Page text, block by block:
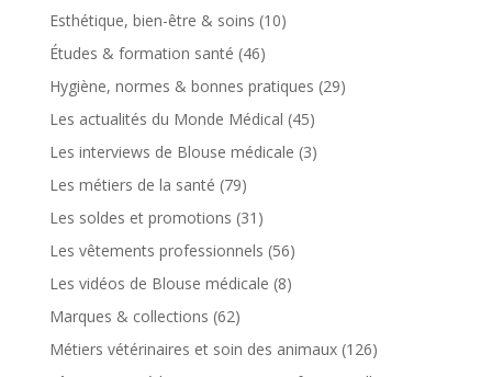
Esthétique, bien-être & soins (10)
Études & formation santé (46)
Hygiène, normes & bonnes pratiques (29)
Les actualités du Monde Médical (45)
Les interviews de Blouse médicale (3)
Les métiers de la santé (79)
Les soldes et promotions (31)
Les vêtements professionnels (56)
Les vidéos de Blouse médicale (8)
Marques & collections (62)
Métiers vétérinaires et soin des animaux(126)